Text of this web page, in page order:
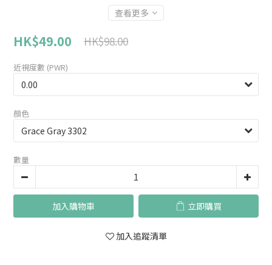
查看更多
HK$49.00 HK$98.00
近視度數 (PWR)
顏色
數量
加入購物車 立即購買
加入追蹤清單